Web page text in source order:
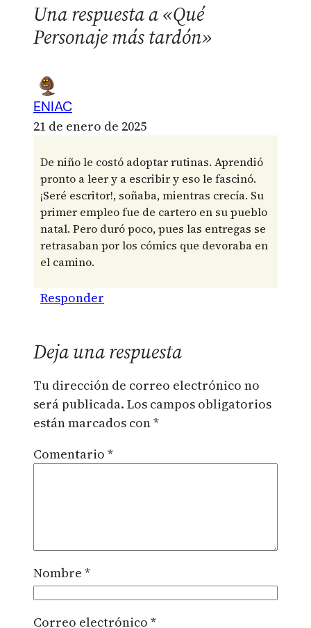
Una respuesta a «Qué
Personaje más tardón»
ENIAC
21 de enero de 2025
De niño le costó adoptar rutinas. Aprendió
pronto a leer y a escribir y eso le fascinó.
¡Seré escritor!, soñaba, mientras crecía. Su
primer empleo fue de cartero en su pueblo
natal. Pero duró poco, pues las entregas se
retrasaban por los cómics que devoraba en
el camino.
Responder
Deja una respuesta
Tu dirección de correo electrónico no
será publicada. Los campos obligatorios
están marcados con*
Comentario *
Nombre *
Correo electrónico *